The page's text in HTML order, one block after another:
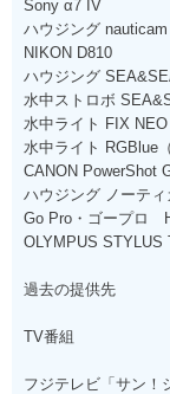
Sony α7 IV
ハウジング
NIKON D810
ハウジング
水中ストロボ
水中ライト FIX
水中ライト RGBlue
CANON PowerShot
ハウジング ノーティ
Go Pro・ゴープロ
OLYMPUS STYLUS
過去の提供先
TV番組
フジテレビ「サン！